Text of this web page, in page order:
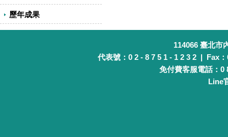
歷年成果
114066 臺北市
代表號：0 2 - 8 7 5 1 - 1 2 3 2 | Fax
免付費客服電話：0
Line